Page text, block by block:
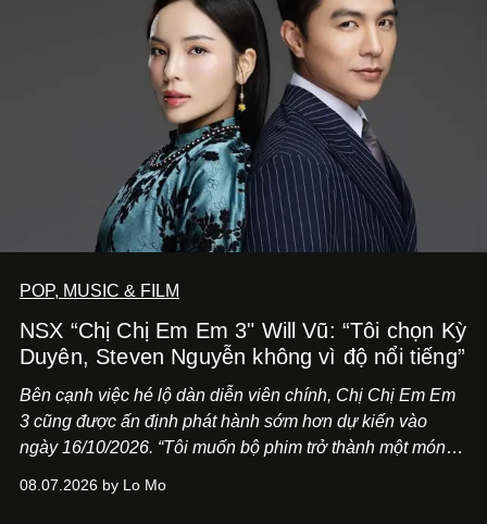
POP, MUSIC & FILM
NSX “Chị Chị Em Em 3" Will Vũ: “Tôi chọn Kỳ
Duyên, Steven Nguyễn không vì độ nổi tiếng”
Bên cạnh việc hé lộ dàn diễn viên chính, Chị Chị Em Em
3 cũng được ấn định phát hành sớm hơn dự kiến vào
ngày 16/10/2026. “Tôi muốn bộ phim trở thành một món
Việt Nam”, NSX Will Vũ cho biết.
08.07.2026 by Lo Mo